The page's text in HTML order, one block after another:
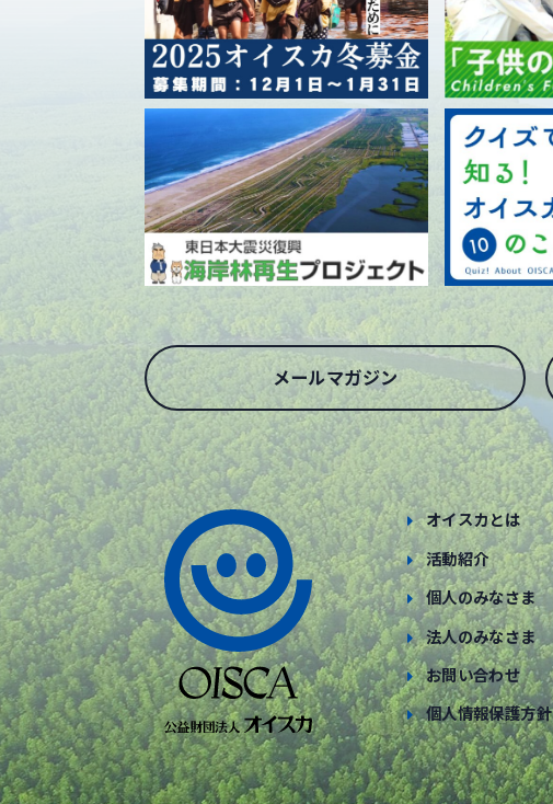
メールマガジン
オイスカとは
活動紹介
個人のみなさま
法人のみなさま
お問い合わせ
個人情報保護方針